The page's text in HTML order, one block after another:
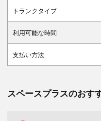
トランクタイプ
利用可能な時間
支払い方法
スペースプラスのおす